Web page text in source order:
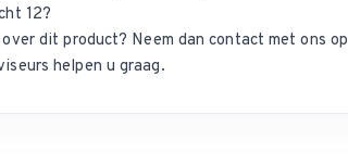
12?
dit product? Neem dancontact met ons op
helpen u graag.